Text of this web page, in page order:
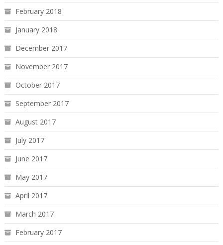
February 2018
January 2018
December 2017
November 2017
October 2017
September 2017
August 2017
July 2017
June 2017
May 2017
April 2017
March 2017
February 2017